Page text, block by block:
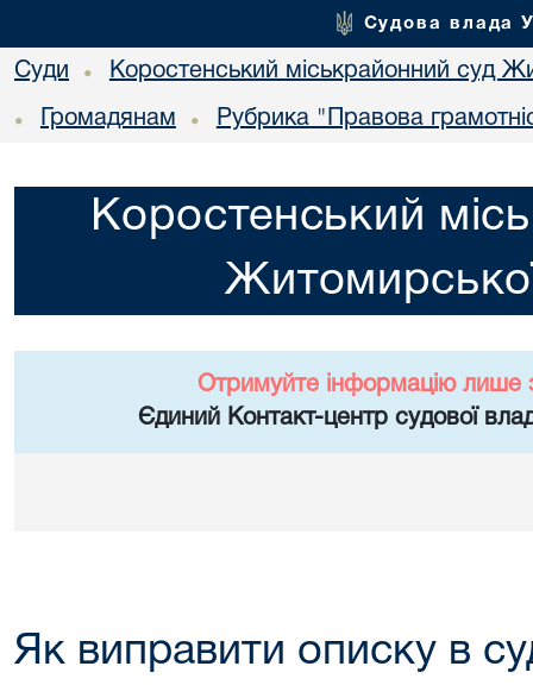
Судова влада
Суди • Коростенський міськрайонний суд
• Громадянам • Рубрика "Правова
Коростенський
Отримуйте інформацію лише
Єдиний Контакт-центр судової
Як виправити описку в